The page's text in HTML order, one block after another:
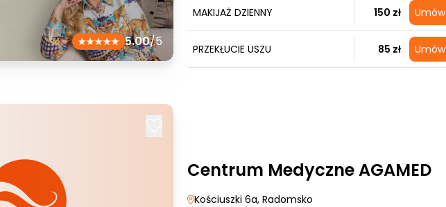
5.00/5
MAKIJAŻ DZIENNY 150 zł Umów
PRZEKŁUCIE USZU 85 zł Umów
Centrum Medyczne AGAMED
Kościuszki 6a, Radomsko